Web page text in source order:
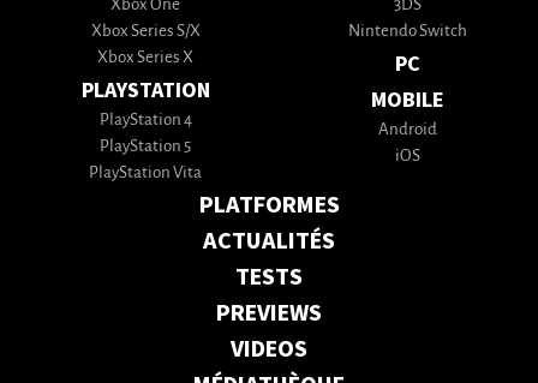
Xbox One
Xbox Series S/X
Xbox Series X
PLAYSTATION
PlayStation 4
PlayStation 5
PlayStation Vita
3DS
Nintendo Switch
PC
MOBILE
Android
iOS
PLATFORMES
ACTUALITÉS
TESTS
PREVIEWS
VIDEOS